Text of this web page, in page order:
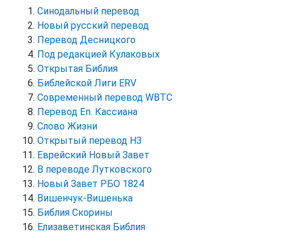
Синодальный перевод
Новый русский перевод
Перевод Десницкого
Под редакцией Кулаковых
Открытая Библия
Библейской Лиги ERV
Cовременный перевод WBTC
Перевод Еп. Кассиана
Слово Жизни
Открытый перевод НЗ
Еврейский Новый Завет
В переводе Лутковского
Новый Завет РБО 1824
Вишенчук-Вишенька
Библия Скорины
Елизаветинская Библия